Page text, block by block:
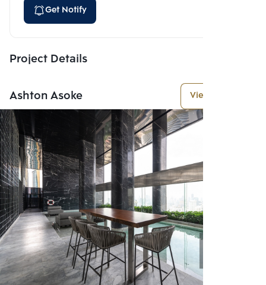
Get Notify
Project Details
Ashton Asoke View More